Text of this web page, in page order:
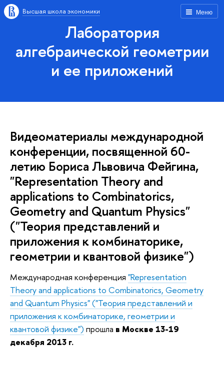
Меню
Высшая школа экономики
Лаборатория
алгебраической геометрии
и ее приложений
Видеоматериалы международной
конференции, посвященной 60-
летию Бориса Львовича Фейгина,
"Representation Theory and
applications to Combinatorics,
Geometry and Quantum Physics"
("Теория представлений и
приложения к комбинаторике,
геометрии и квантовой физике")
Международная конференция "Representation
Theory and applications to Combinatorics, Geometry
and Quantum Physics" ("Теория представлений и
приложения к комбинаторике, геометрии и
квантовой физике") прошла в Москве 13-19
декабря 2013 г.